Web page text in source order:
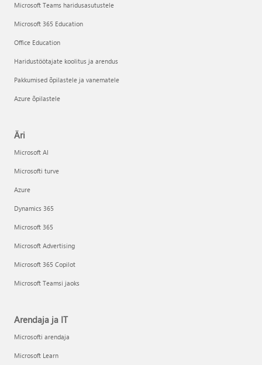
Microsoft Teams haridusasutustele
Microsoft 365 Education
Office Education
Haridustöötajate koolitus ja arendus
Pakkumised õpilastele ja vanematele
Azure õpilastele
Äri
Microsoft AI
Microsofti turve
Azure
Dynamics 365
Microsoft 365
Microsoft Advertising
Microsoft 365 Copilot
Microsoft Teamsi jaoks
Arendaja ja IT
Microsofti arendaja
Microsoft Learn